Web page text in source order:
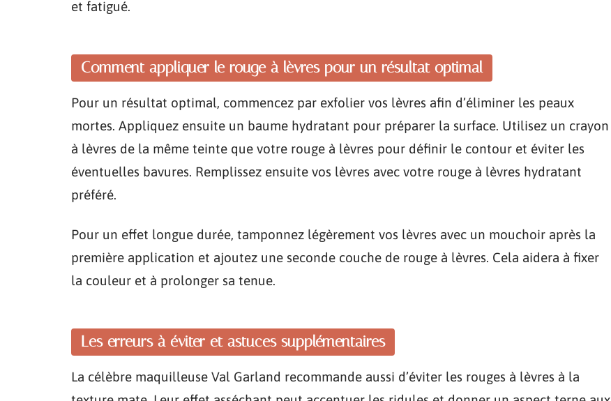
et fatigué.
Comment appliquer le rouge à lèvres pour un résultat optimal
Pour un résultat optimal, commencez par exfolier vos lèvres afin d’éliminer les peaux
mortes. Appliquez ensuite un baume hydratant pour préparer la surface. Utilisez un crayon
à lèvres de la même teinte que votre rouge à lèvres pour définir le contour et éviter les
éventuelles bavures. Remplissez ensuite vos lèvres avec votre rouge à lèvres hydratant
préféré.
Pour un effet longue durée, tamponnez légèrement vos lèvres avec un mouchoir après la
première application et ajoutez une seconde couche de rouge à lèvres. Cela aidera à fixer
la couleur et à prolonger sa tenue.
Les erreurs à éviter et astuces supplémentaires
La célèbre maquilleuse Val Garland recommande aussi d’éviter les rouges à lèvres à la